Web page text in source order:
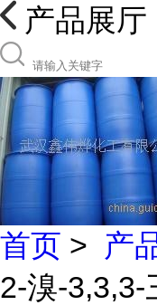
产品展厅
首页 > 产
2-溴-3,3,3-